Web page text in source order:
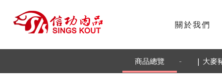
關於我們
商品總覽 - | 大麥